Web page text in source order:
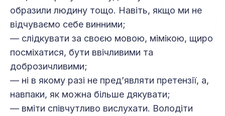
образили людину тощо. Навіть, якщо ми не
відчуваємо себе винними;
— слідкувати за своєю мовою, мімікою, щиро
посміхатися, бути ввічливими та
доброзичливими;
— ні в якому разі не пред’являти претензії, а,
навпаки, як можна більше дякувати;
— вміти співчутливо вислухати. Володіти